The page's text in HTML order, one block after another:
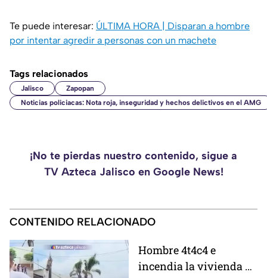
Te puede interesar: ÚLTIMA HORA | Disparan a hombre
por intentar agredir a personas con un machete
Tags relacionados
Jalisco
Zapopan
Noticias policiacas: Nota roja, inseguridad y hechos delictivos en el AMG
¡No te pierdas nuestro contenido, sigue a
TV Azteca Jalisco en Google News!
CONTENIDO RELACIONADO
Hombre 4t4c4 e
incendia la vivienda de